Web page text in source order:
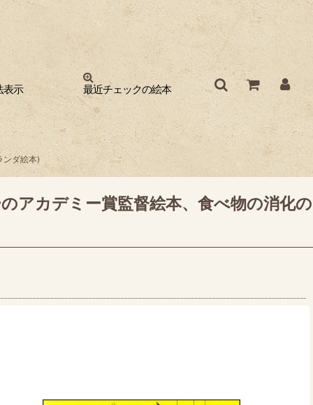
表示 最近チェックの絵本
ンダ絵本)
アカデミー賞監督絵本、食べ物の消化の